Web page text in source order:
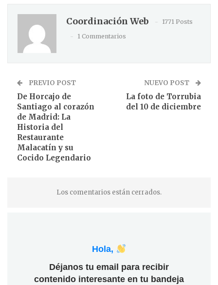
Coordinación Web
1771 Posts
1 Commentarios
PREVIO POST
De Horcajo de
Santiago al corazón
de Madrid: La
Historia del
Restaurante
Malacatín y su
Cocido Legendario
NUEVO POST
La foto de Torrubia
del 10 de diciembre
Los comentarios están cerrados.
Hola,
Déjanos tu email para recibir
contenido interesante en tu bandeja